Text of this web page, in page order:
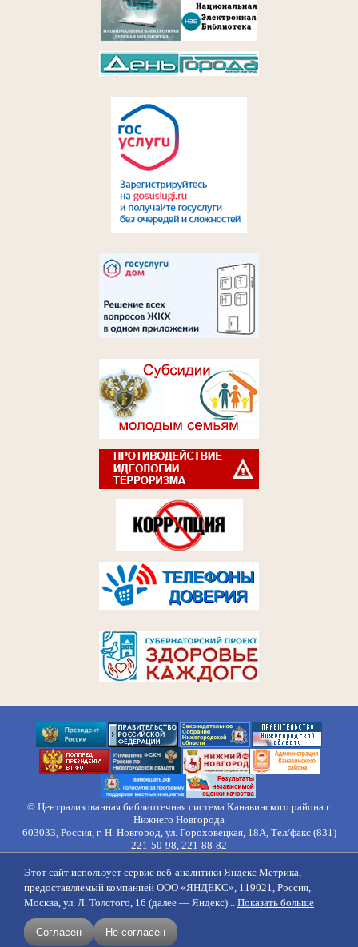
создание сайтов
продвижение
поддержка
© Централизованная библиотечная система Канавинского района г.
Нижнего Новгорода
603033, Россия, г. Н. Новгород, ул. Гороховецкая, 18А, Тел/факс (831)
221-50-98, 221-88-82
Контакты Противодействие коррупции
Противодействие
идеологии терроризма
Напишите нам
Этот сайт использует сервис веб-аналитики Яндекс Метрика,
предоставляемый компанией ООО «ЯНДЕКС», 119021, Россия,
Москва, ул. Л. Толстого, 16 (далее — Яндекс)... Показать больше
Согласен Не согласен